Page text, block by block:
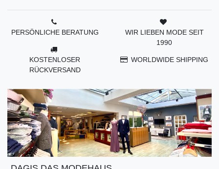
PERSÖNLICHE BERATUNG
KOSTENLOSER
RÜCKVERSAND
WIR LIEBEN MODE SEIT
1990
WORLDWIDE SHIPPING